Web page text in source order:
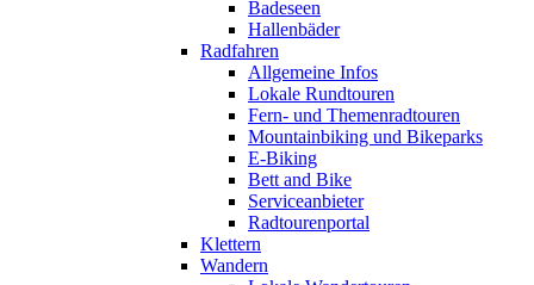
Badeseen
Hallenbäder
Radfahren
Allgemeine Infos
Lokale Rundtouren
Fern- und Themenradtouren
Mountainbiking und Bikeparks
E-Biking
Bett and Bike
Serviceanbieter
Radtourenportal
Klettern
Wandern